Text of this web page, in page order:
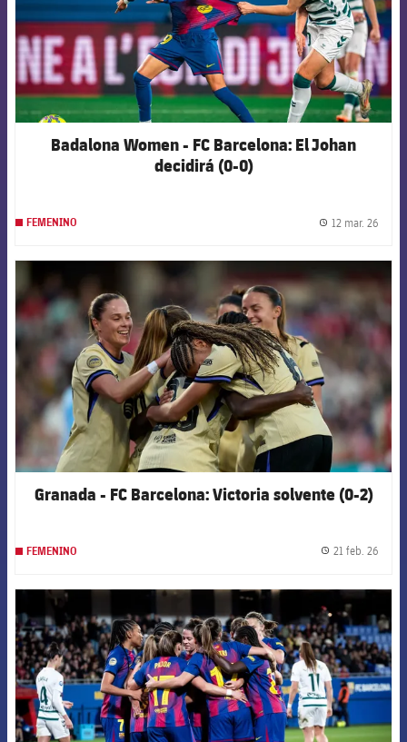
Badalona Women - FC Barcelona: El Johan
decidirá (0-0)
FEMENINO 12 mar. 26
Granada - FC Barcelona: Victoria solvente (0-2)
FEMENINO 21 feb. 26
FCB Barcelona badge